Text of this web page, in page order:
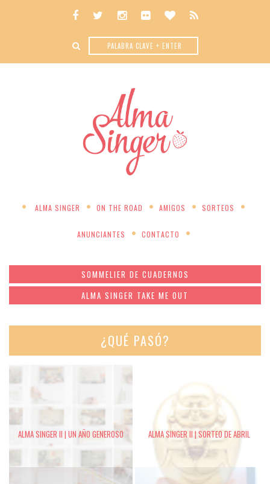
ALMA SINGER ON THE ROAD AMIGOS SORTEOS
ANUNCIANTES CONTACTO
SOMMELIER DE CUADERNOS
ALMA SINGER TAKE ME OUT
¿QUÉ PASÓ?
ALMA SINGER II | UN AÑO GENEROSO ALMA SINGER II | SORTEO DE ABRIL